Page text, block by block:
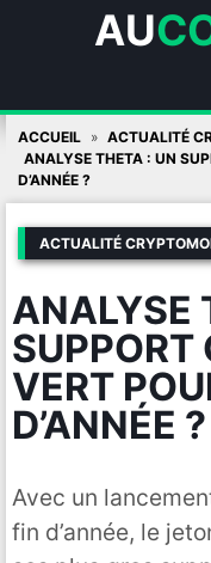
AU
Skip
content
ACCUEIL
ACTUALITÉ
ANALYSE THETA : UN
D’ANNÉE ?
ACTUALITÉ
ANALYSE
SUPPORT
VERT
D’ANNÉE ?
Avec un
fin d’année, le